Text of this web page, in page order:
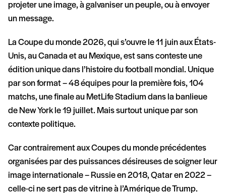
projeter une image, à galvaniser un peuple, ou à envoyer
un message.
La Coupe du monde 2026, qui s’ouvre le 11 juin aux États-
Unis, au Canada et au Mexique, est sans conteste une
édition unique dans l’histoire du football mondial. Unique
par son format – 48 équipes pour la première fois, 104
matchs, une finale au MetLife Stadium dans la banlieue
de New York le 19 juillet. Mais surtout unique par son
contexte politique.
Car contrairement aux Coupes du monde précédentes
organisées par des puissances désireuses de soigner leur
image internationale – Russie en 2018, Qatar en 2022 –
celle-ci ne sert pas de vitrine à l’Amérique de Trump.